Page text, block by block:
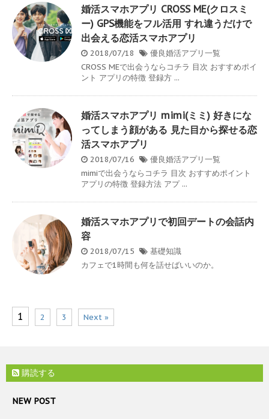
婚活スマホアプリ CROSS ME(クロスミ
ー) GPS機能をフル活用 すれ違うだけで
出会える恋活スマホアプリ
2018/07/18
優良婚活アプリ一覧
CROSS MEで出会うならコチラ 目次 おすすめポイ
ント アプリの特徴 登録方 ...
婚活スマホアプリ mimi(ミミ) 好きにな
ってしまう顔がある 見た目から探せる恋
活スマホアプリ
2018/07/16
優良婚活アプリ一覧
mimiで出会うならコチラ 目次 おすすめポイント
アプリの特徴 登録方法 アプ ...
婚活スマホアプリで初回デートの会話内
容
2018/07/15
基礎知識
カフェで1時間も何を話せばいいのか。
1 2 3 Next »
購読する
NEW POST